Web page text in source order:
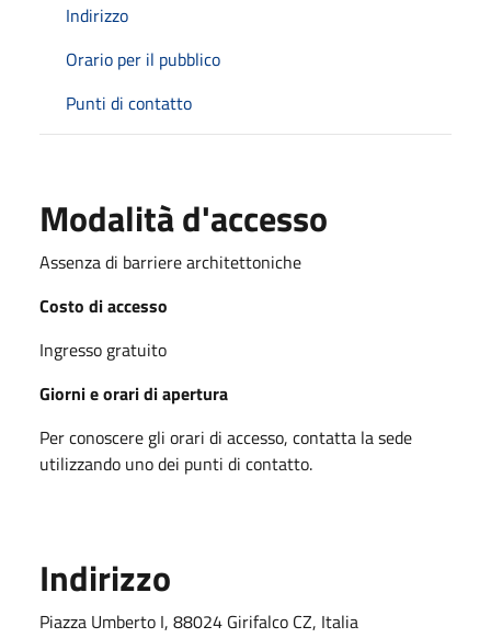
Indirizzo
Orario per il pubblico
Punti di contatto
Modalità d'accesso
Assenza di barriere architettoniche
Costo di accesso
Ingresso gratuito
Giorni e orari di apertura
Per conoscere gli orari di accesso, contatta la sede
utilizzando uno dei punti di contatto.
Indirizzo
Piazza Umberto I, 88024 Girifalco CZ, Italia